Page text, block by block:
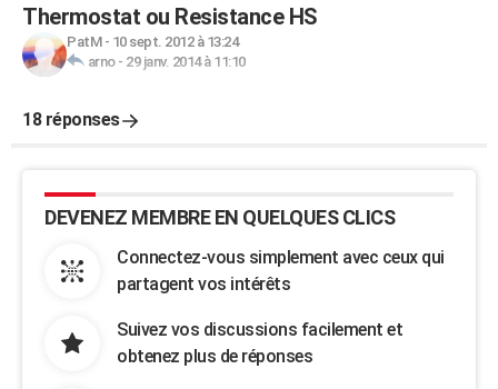
Thermostat ou Resistance HS
PatM- 10 sept. 2012 à 13:24
arno- 29 janv. 2014 à 11:10
18 réponses
DEVENEZ MEMBRE EN QUELQUES CLICS
Connectez-vous simplement avec ceux qui
partagent vos intérêts
Suivez vos discussions facilement et
obtenez plus de réponses